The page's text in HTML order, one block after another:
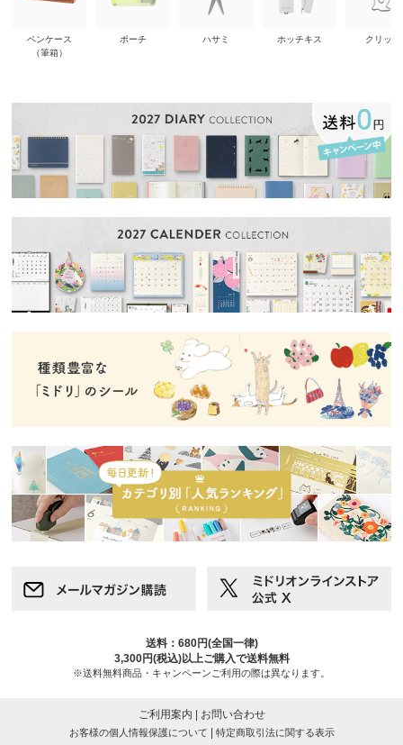
ペンケース
（筆箱）
ポーチ ハサミ ホッチキス クリップ
送料：680円(全国一律)
3,300円(税込)以上ご購入で送料無料
※送料無料商品・キャンペーンご利用の際は異なります。
ご利用案内 お問い合わせ
お客様の個人情報保護について 特定商取引法に関する表示